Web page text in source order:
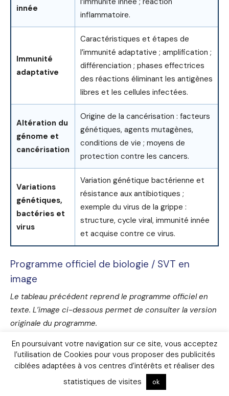
innée
inflammatoire.
Immunité
adaptative
Caractéristiques et étapes de
l’immunité adaptative ; amplification ;
différenciation ; phases effectrices
des réactions éliminant les antigènes
libres et les cellules infectées.
Altération du
génome et
cancérisation
Origine de la cancérisation : facteurs
génétiques, agents mutagènes,
conditions de vie ; moyens de
protection contre les cancers.
Variations
génétiques,
bactéries et
virus
Variation génétique bactérienne et
résistance aux antibiotiques ;
exemple du virus de la grippe :
structure, cycle viral, immunité innée
et acquise contre ce virus.
Programme officiel de biologie / SVT en
image
Le tableau précédent reprend le programme officiel en
texte. L’image ci-dessous permet de consulter la version
originale du programme.
En poursuivant votre navigation sur ce site, vous acceptez
l’utilisation de Cookies pour vous proposer des publicités
ciblées adaptées à vos centres d’intérêts et réaliser des
statistiques de visites
ok